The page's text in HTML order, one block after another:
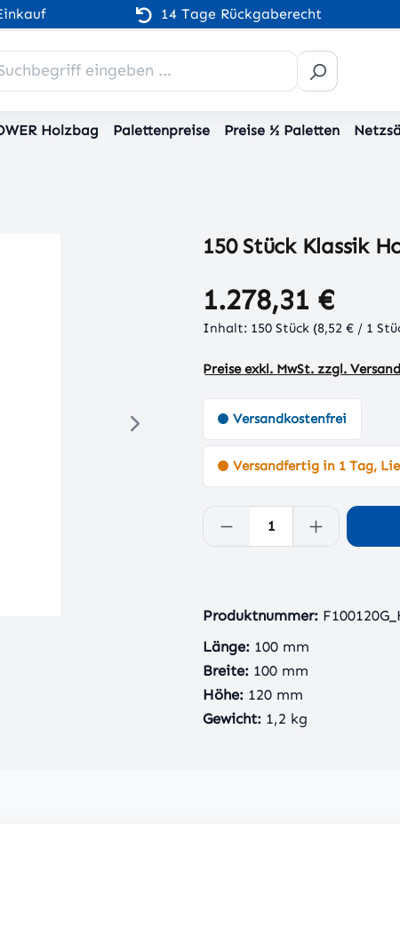
14 Tage Rückgaberecht
Holzbag Palettenpreise Preise ½ Paletten
150 Stück Klassik
1.278,31 €
Inhalt: 150 Stück (8,52 € / 1
Preise exkl. MwSt. zzgl.
Versandkostenfrei
Versandfertig in 1 Tag,
Produkt Anzahl:
Produktnummer:
Länge: 100 mm
Breite: 100 mm
Höhe: 120 mm
Gewicht: 1,2 kg